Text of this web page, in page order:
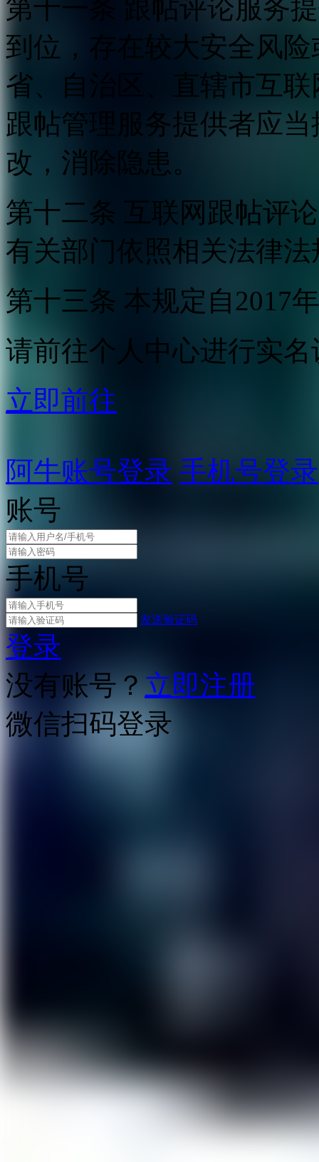
第十一条 跟帖评论服务
到位，存在较大安全风
省、自治区、直辖市互
跟帖管理服务提供者应
改，消除隐患。
第十二条 互联网跟帖评
有关部门依照相关法律
第十三条 本规定自2017
请前往个人中心进行实名
立即前往
阿牛账号登录 手机号登录
账号
手机号
发送验证码
登录
没有账号？立即注册
微信扫码登录